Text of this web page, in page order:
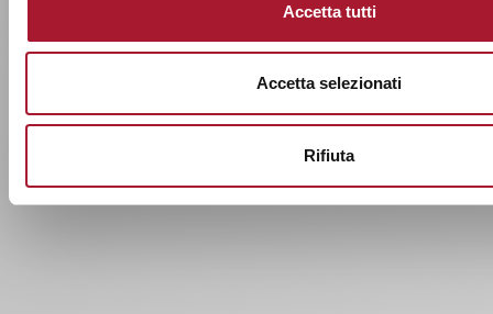
Accetta tutti
Accetta selezionati
Rifiuta